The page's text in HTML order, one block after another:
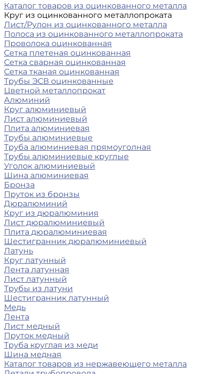
Каталог товаров из оцинкованного металла
Круг из оцинкованного металлопроката
Лист/Рулон из оцинкованного металла
Полоса из оцинкованного металлопроката
Проволока оцинкованная
Сетка плетеная оцинкованная
Сетка сварная оцинкованная
Сетка тканая оцинкованная
Трубы ЭСВ оцинкованные
Цветной металлопрокат
Алюминий
Круг алюминиевый
Лист алюминиевый
Плита алюминиевая
Трубы алюминиевые
Труба алюминиевая прямоуголная
Трубы алюминиевые круглые
Уголок алюминиевый
Шина алюминиевая
Бронза
Пруток из бронзы
Дюралюминий
Круг из дюралюминия
Лист дюралюминиевый
Плита дюралюминиевая
Шестигранник дюралюминиевый
Латунь
Круг латунный
Лента латунная
Лист латунный
Трубы из латуни
Шестигранник латунный
Медь
Лента
Лист медный
Пруток медный
Труба круглая из меди
Шина медная
Каталог товаров из нержавеющего металла